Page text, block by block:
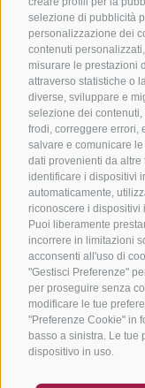
selezione di pubblicità
personalizzazione dei
contenuti
misurare le prestazioni
attraverso statistiche o
diverse, sviluppare e
selezione dei
frodi, correggere errori,
salvare e comunicare
dati provenienti da
identificare i dispositivi
automaticamente,
riconoscere i dispositivi
Puoi liberamente
incorrere in limitazioni
acconsenti all'uso di
"Gestisci Preferenze"
per proseguire senza
modificare le tue
"Preferenze Cookie" in
basso a sinistra. Le tue
dispositivo in uso.